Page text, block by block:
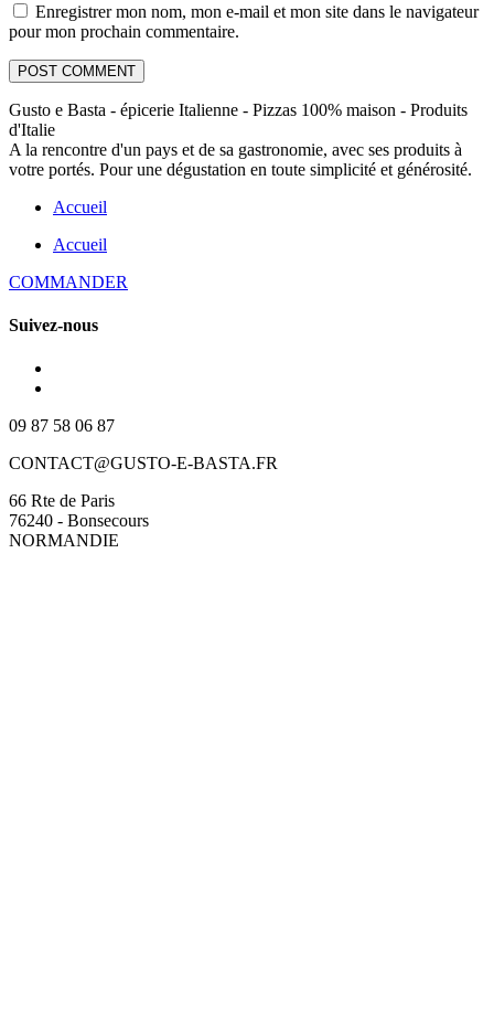
Enregistrer mon nom, mon e-mail et mon site dans le navigateur
pour mon prochain commentaire.
Gusto e Basta - épicerie Italienne - Pizzas 100% maison - Produits
d'Italie
A la rencontre d'un pays et de sa gastronomie, avec ses produits à
votre portés. Pour une dégustation en toute simplicité et générosité.
Accueil
Accueil
COMMANDER
Suivez-nous
09 87 58 06 87
CONTACT@GUSTO-E-BASTA.FR
66 Rte de Paris
76240 - Bonsecours
NORMANDIE